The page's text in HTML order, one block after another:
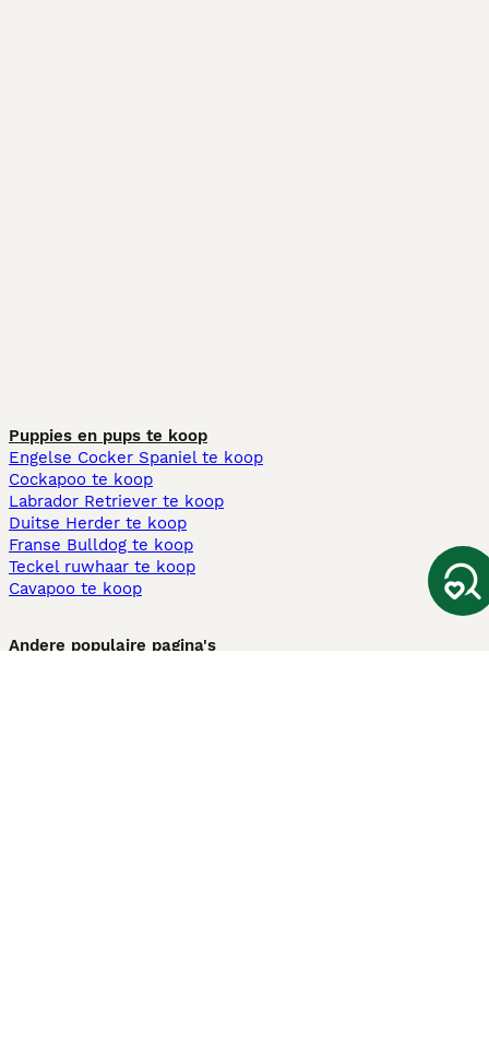
Puppies en pups te koop
Engelse Cocker Spaniel te koop
Cockapoo te koop
Labrador Retriever te koop
Duitse Herder te koop
Franse Bulldog te koop
Teckel ruwhaar te koop
Cavapoo te koop
Andere populaire pagina's